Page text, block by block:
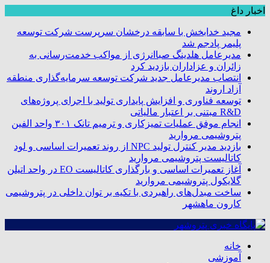
اخبار داغ
مجید خدابخش با سابقه درخشان سرپرست شرکت توسعه
پلیمر پادجم شد
مدیرعامل هلدینگ صباانرژی از مواکب خدمت‌رسانی به
زائران و عزاداران بازدید کرد
انتصاب مدیرعامل جدید شرکت توسعه سرمایه‌گذاری منطقه
آزاد اروند
توسعه فناوری و افزایش پایداری تولید با اجرای پروژه‌های
R&D مبتنی بر اعتبار مالیاتی
انجام موفق عملیات تمیزکاری و ترمیم تانک ۳۰۱ واحد الفین
پتروشیمی مروارید
بازدید مدیر کنترل تولید NPC از روند تعمیرات اساسی و لود
کاتالیست پتروشیمی مروارید
آغاز تعمیرات اساسی و بارگذاری کاتالیست EO در واحد اتیلن
گلایکول پتروشیمی مروارید
ساخت مبدل‌های راهبردی با تکیه بر توان داخلی در پتروشیمی
کارون ماهشهر
خانه
آموزشی